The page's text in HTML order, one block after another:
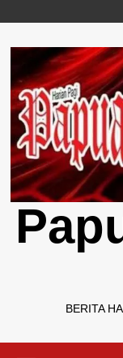
content
BERITA